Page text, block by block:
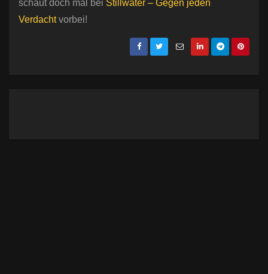
schaut doch mal bei Stillwater – Gegen jeden
Verdachtvorbei!